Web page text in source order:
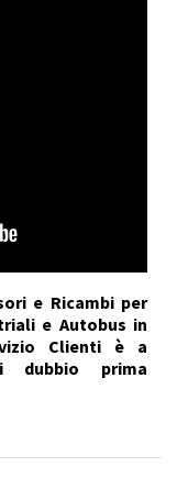
e Ricambi per
e Autobus in
Clienti è a
dubbio prima